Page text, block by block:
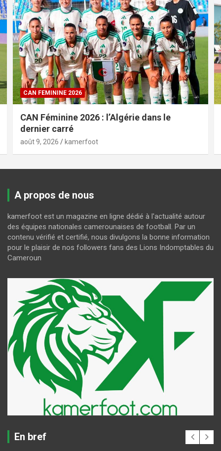
CAN FEMININE 2026
CAN Féminine 2026 : l’Algérie dans le
dernier carré
août 9, 2026 kamerfoot
A propos de nous
kamerfoot est un magazine en ligne dédié à l'actualité autour
des équipes nationales camerounaises de football. Par un
contenu vérifié et certifié, nous divulgons la bonne information
pour le plaisir de nos followers fans des Lions Indomptables du
Cameroun
En bref